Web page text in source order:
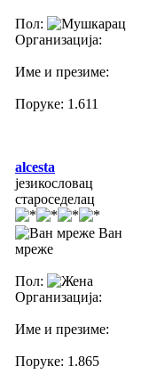
Пол:
Организација:
Име и презиме:
Поруке: 1.611
alcesta
језикословац
староседелац
Ван
мреже
Пол:
Организација:
Име и презиме:
Поруке: 1.865